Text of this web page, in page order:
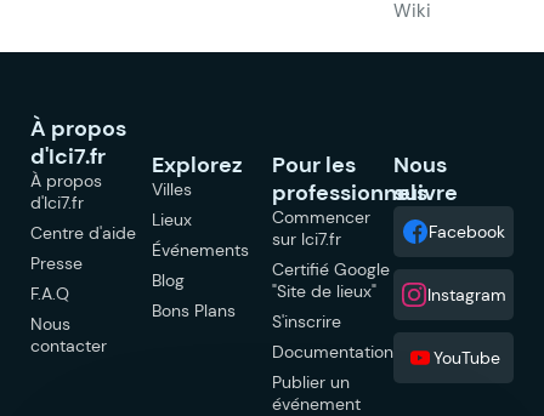
Wiki
À propos
d'Ici7.fr
À propos
d'Ici7.fr
Centre d'aide
Presse
F.A.Q
Nous
contacter
Explorez
Villes
Lieux
Événements
Blog
Bons Plans
Pour les
professionnels
Commencer
sur Ici7.fr
Certifié Google
"Site de lieux"
S'inscrire
Documentation
Publier un
événement
Nous
suivre
Facebook
Instagram
YouTube